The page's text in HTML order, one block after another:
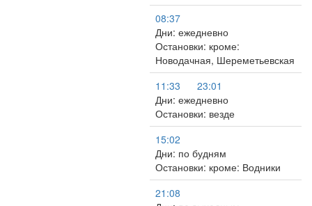
08:37
Дни: ежедневно
Остановки: кроме:
Новодачная, Шереметьевская
11:33
23:01
Дни: ежедневно
Остановки: везде
15:02
Дни: по будням
Остановки: кроме: Водники
21:08